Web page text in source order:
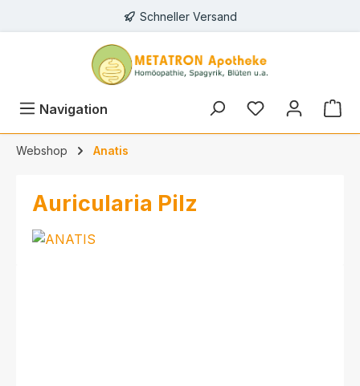
Schneller Versand
Navigation
Webshop Anatis
Auricularia Pilz